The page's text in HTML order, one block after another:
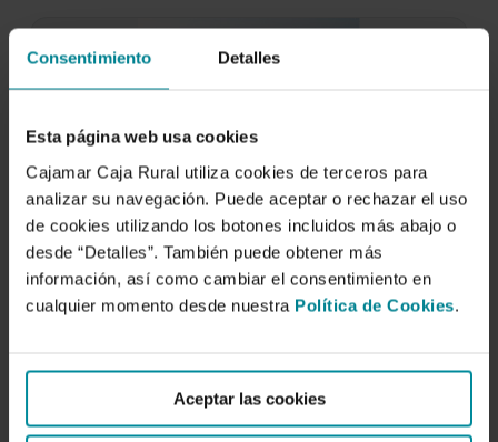
Consentimiento Detalles
Esta página web usa cookies
Cajamar Caja Rural utiliza cookies de terceros para
analizar su navegación. Puede aceptar o rechazar el uso
de cookies utilizando los botones incluidos más abajo o
desde “Detalles”. También puede obtener más
información, así como cambiar el consentimiento en
cualquier momento desde nuestra Política de Cookies.
Aceptar las cookies